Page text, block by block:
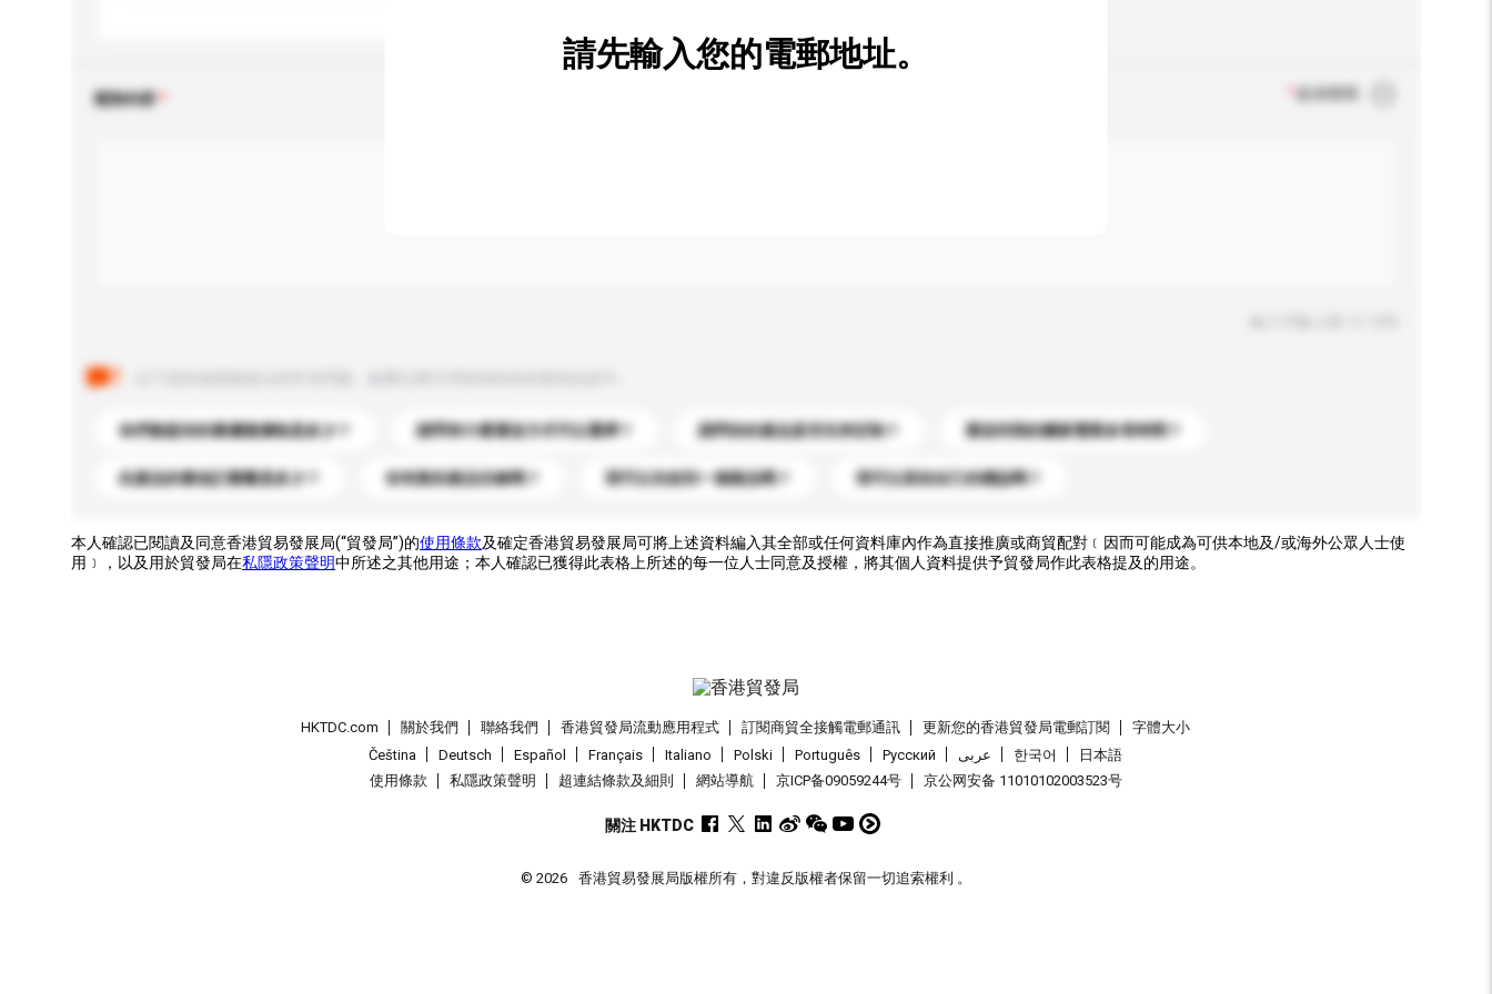
查詢內容
你們能提供的最優惠價格是多少？ 請問有什麼運送方式可以選擇？ 請問你的產品是否支持定制？ 運送到我的國家需要多長時間？
此產品的最低訂購量是多少？ 你有新的產品目錄嗎？ 我可以先收到一個樣品嗎？ 我可以添加自己的標誌嗎？
請先輸入您的電郵地址。
本人確認已閱讀及同意香港貿易發展局(“貿發局”)的使用條款及確定香港貿易發展局可將上述資料編入其全部或任何資料庫內作為直接推廣或商貿配對﹝因而可能成為可供本地及/或海外公眾人士使
用﹞，以及用於貿發局在私隱政策聲明中所述之其他用途；本人確認已獲得此表格上所述的每一位人士同意及授權，將其個人資料提供予貿發局作此表格提及的用途。
HKTDC.com 關於我們 聯絡我們 香港貿發局流動應用程式 訂閱商貿全接觸電郵通訊 更新您的香港貿發局電郵訂閱
字體大小
Čeština
Deutsch Español Français Italiano Polski Português Pусский عربى 한국어
日本語
使用條款
私隱政策聲明 超連結條款及細則 網站導航 京ICP备09059244号 京公网安备 11010102003523号
關注 HKTDC
© 2026 香港貿易發展局版權所有，對違反版權者保留一切追索權利 。